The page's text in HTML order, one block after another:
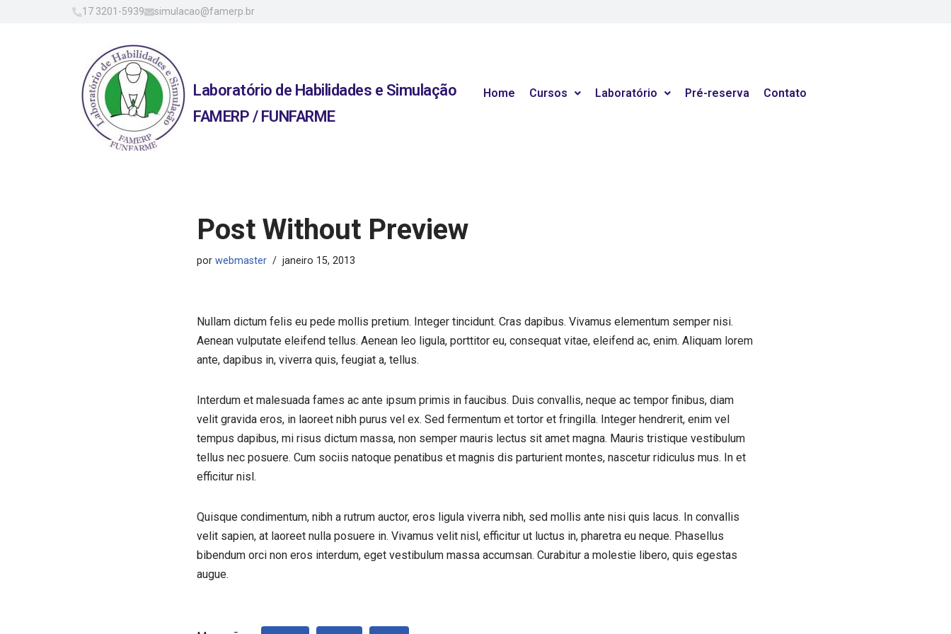
17 3201-5939 simulacao@famerp.br
Laboratório de Habilidades e Simulação
FAMERP / FUNFARME
Home Cursos Laboratório Pré-reserva Contato
Post Without Preview
por webmaster janeiro 15, 2013
Nullam dictum felis eu pede mollis pretium. Integer tincidunt. Cras dapibus. Vivamus elementum semper nisi.
Aenean vulputate eleifend tellus. Aenean leo ligula, porttitor eu, consequat vitae, eleifend ac, enim. Aliquam lorem
ante, dapibus in, viverra quis, feugiat a, tellus.
Interdum et malesuada fames ac ante ipsum primis in faucibus. Duis convallis, neque ac tempor finibus, diam
velit gravida eros, in laoreet nibh purus vel ex. Sed fermentum et tortor et fringilla. Integer hendrerit, enim vel
tempus dapibus, mi risus dictum massa, non semper mauris lectus sit amet magna. Mauris tristique vestibulum
tellus nec posuere. Cum sociis natoque penatibus et magnis dis parturient montes, nascetur ridiculus mus. In et
efficitur nisl.
Quisque condimentum, nibh a rutrum auctor, eros ligula viverra nibh, sed mollis ante nisi quis lacus. In convallis
velit sapien, at laoreet nulla posuere in. Vivamus velit nisl, efficitur ut luctus in, pharetra eu neque. Phasellus
bibendum orci non eros interdum, eget vestibulum massa accumsan. Curabitur a molestie libero, quis egestas
augue.